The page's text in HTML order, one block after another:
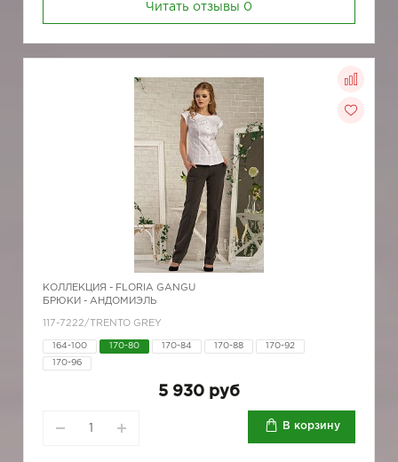
Читать отзывы 0
КОЛЛЕКЦИЯ - FLORIA GANGU
БРЮКИ - АНДОМИЭЛЬ
117-7222/TRENTO GREY
164-100 170-80 170-84 170-88 170-92
170-96
5 930 руб
В корзину